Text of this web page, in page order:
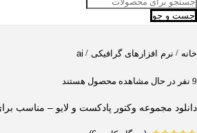
جست و جو
خانه / نرم افزارهای گرافیکی /
ai
9 نفر در حال مشاهده محصول هستند
دانلود مجموعه وکتور پادکست و لایو – مناسب